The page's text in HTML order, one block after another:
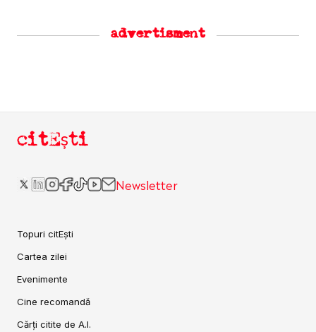
advertisment
citEști
Newsletter
Topuri citEști
Cartea zilei
Evenimente
Cine recomandă
Cărți citite de A.I.